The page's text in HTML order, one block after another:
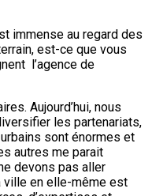
immense au regard des
est-ce que vous
l’agence de
Aujourd’hui, nous
les partenariats,
sont énormes et
autres me parait
devons pas aller
ville en elle-même est